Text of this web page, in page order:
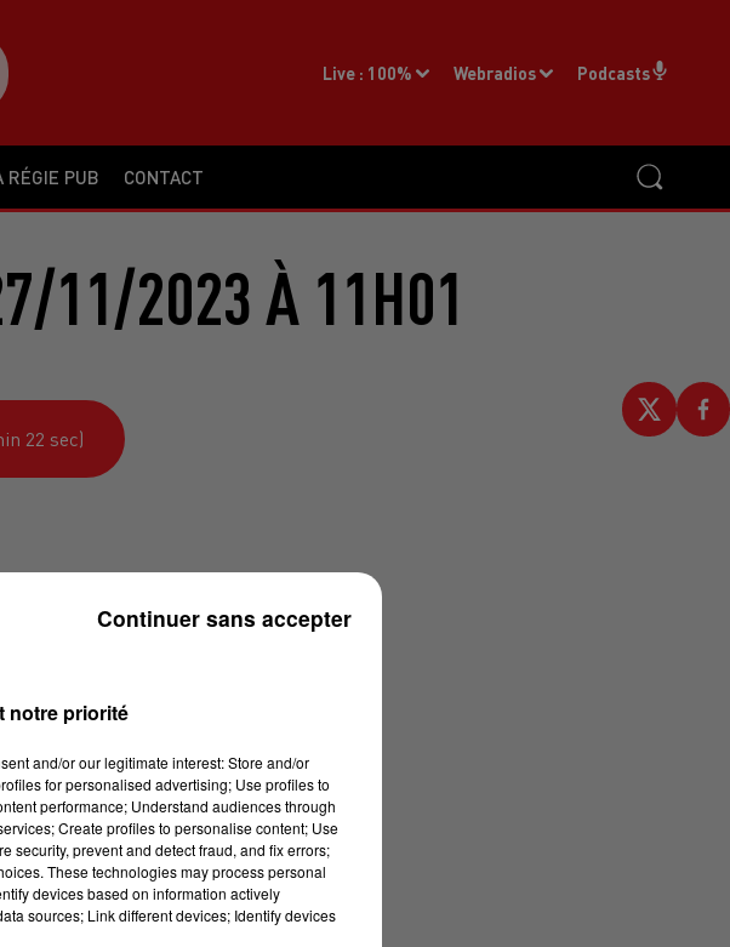
RÉGIE PUB CONTACT
Live : 100% Webradios Podcasts
11/2023 À 11H01
22 sec)
notre priorité
and/or our legitimate interest: Store and/or
for personalised advertising; Use profiles to
performance; Understand audiences through
Create profiles to personalise content; Use
security, prevent and detect fraud, and fix errors;
These technologies may process personal
devices based on information actively
sources; Link different devices; Identify devices
Continuer sans accepter